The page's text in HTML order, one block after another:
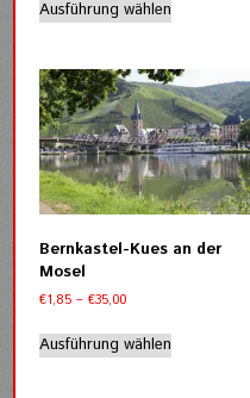
bis
€35,00
Ausführung wählenProdukt
mehrere
Varianten
auf.
Die
Optionen
können
auf
Produktseite
Bernkastel-Kues an der
Mosel
€1,85 –€35,00Preisspanne:
bis
€35,00
Ausführung wählen